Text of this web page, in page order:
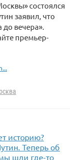
состоялся
заявил, что
до вечера».
премьер-
историю?
Теперь об
шли где-то